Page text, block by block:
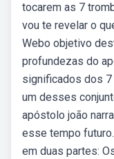
tocarem as 7
vou te revelar o
Webo objetivo
profundezas do
significados dos 7
um desses
apóstolo joão
esse tempo
em duas partes: